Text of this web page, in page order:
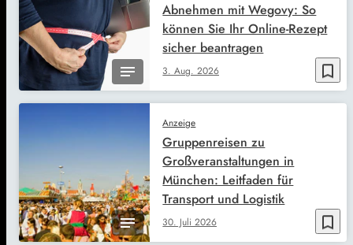
bookmark_border
3. Aug. 2026
Abnehmen mit Wegovy: So
können Sie Ihr Online-Rezept
sicher beantragen
bookmark_border
Anzeige
30. Juli 2026
Gruppenreisen zu
Großveranstaltungen in
München: Leitfaden für
Transport und Logistik